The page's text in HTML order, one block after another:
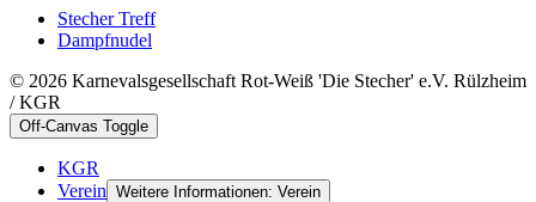
Stecher Treff
Dampfnudel
© 2026 Karnevalsgesellschaft Rot-Weiß 'Die Stecher' e.V. Rülzheim
/ KGR
Off-Canvas Toggle
KGR
Verein Weitere Informationen: Verein